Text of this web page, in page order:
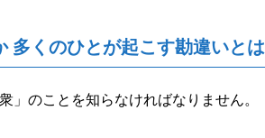
多くのひとが起こす勘違いとは
」のことを知らなければなりません。